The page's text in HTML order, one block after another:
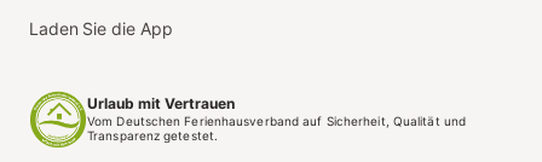
Laden Sie die App
Urlaub mit Vertrauen
Vom Deutschen Ferienhausverband auf Sicherheit, Qualität und
Transparenz getestet.